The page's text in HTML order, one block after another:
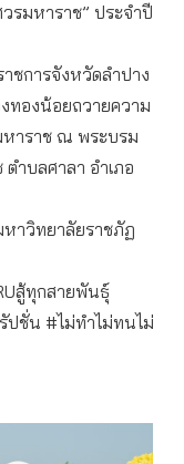
รมหาราช” ประจำปี
ชการจังหวัดลำปาง
ทองน้อยถวายความ
หาราช ณ พระบรม
ำบลศาลา อำเภอ
าวิทยาลัยราชภัฏ
สู้ทุกสายพันธุ์
ปชั่น #ไม่ทำไม่ทนไม่